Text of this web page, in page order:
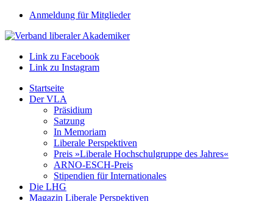
Anmeldung für Mitglieder
Link zu Facebook
Link zu Instagram
Startseite
Der VLA
Präsidium
Satzung
In Memoriam
Liberale Perspektiven
Preis »Liberale Hochschulgruppe des Jahres«
ARNO-ESCH-Preis
Stipendien für Internationales
Die LHG
Magazin Liberale Perspektiven